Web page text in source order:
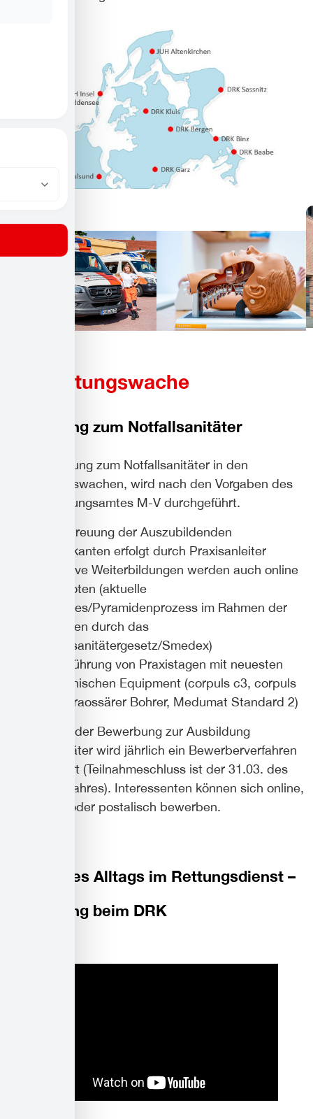
Lehrrettungswache
Ausbildung zum Notfallsanitäter
Die Ausbildung zum Notfallsanitäter in den
Lehrrettungswachen, wird nach den Vorgaben des
Landesprüfungsamtes M-V durchgeführt.
die Betreuung der Auszubildenden
/Praktikanten erfolgt durch Praxisanleiter
attraktive Weiterbildungen werden auch online
angeboten (aktuelle
Guidlines/Pyramidenprozess im Rahmen der
Vorgaben durch das
Notfallsanitätergesetz/Smedex)
Durchführung von Praxistagen mit neuesten
medizinischen Equipment (corpuls c3, corpuls
cpr, intraossärer Bohrer, Medumat Standard 2)
Im Rahmen der Bewerbung zur Ausbildung
Notfallsanitäter wird jährlich ein Bewerberverfahren
durchgeführt (Teilnahmeschluss ist der 31.03. des
laufenden Jahres). Interessenten können sich online,
persönlich oder postalisch bewerben.
Helden des Alltags im Rettungsdienst –
Ausbildung beim DRK